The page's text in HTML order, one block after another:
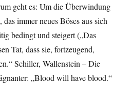
geht es: Um die Überwindung
immer neues Böses aus sich
bedingt und steigert („Das
Tat, dass sie, fortzeugend,
Schiller, Wallenstein – Die
„Blood will have blood.“